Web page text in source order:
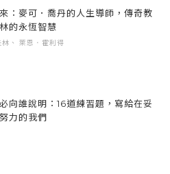
生理特色，行為模式，
的身心困境，接住孩子
緊密關係，陪伴孩子渡
型時期，更陪伴爸媽渡
狀態。
大人：拆解24個青春期
的內心X情緒X行為問
心理韌性》（親子天
》（禾禾文化）、《過
等書。
心理師
）
的Ｉ世代
潮」
到底是什麼？
回沉浸式的心流狀態
險預警課」
騙手法進化中，談談數
：麥可．喬丹的人生導師，傳奇教
的永恆智慧
、 萊恩．霍利得
向誰說明：16道練習題，寫給在妥
力的我們